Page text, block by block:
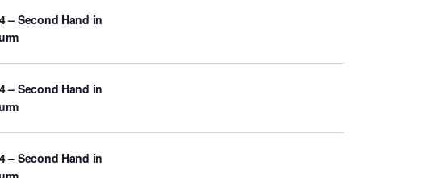
– Second Hand in
– Second Hand in
– Second Hand in